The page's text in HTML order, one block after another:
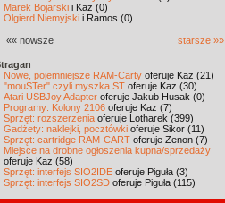
Marek Bojarski i Kaz (0)
Olgierd Niemyjski i Ramos (0)
«« nowsze starsze »»
Nowe, pojemniejsze RAM-Carty oferuje Kaz (21)
"mouSTer" czyli myszka ST oferuje Kaz (30)
Atari USBJoy Adapter oferuje Jakub Husak (0)
Programy: Kolony 2106 oferuje Kaz (7)
Sprzęt: rozszerzenia oferuje Lotharek (399)
Gadżety: naklejki, pocztówki oferuje Sikor (11)
Sprzęt: cartridge RAM-CART oferuje Zenon (7)
Miejsce na drobne ogłoszenia kupna/sprzedaży
oferuje Kaz (58)
Sprzęt: interfejs SIO2IDE oferuje Piguła (3)
Sprzęt: interfejs SIO2SD oferuje Piguła (115)